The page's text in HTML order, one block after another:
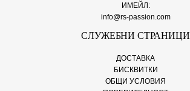
ИМЕЙЛ:
info@rs-passion.com
СЛУЖЕБНИ СТРАНИЦИ
ДОСТАВКА
БИСКВИТКИ
ОБЩИ УСЛОВИЯ